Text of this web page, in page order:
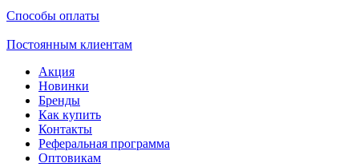
Способы оплаты
Постоянным клиентам
Акция
Новинки
Бренды
Как купить
Контакты
Реферальная программа
Оптовикам